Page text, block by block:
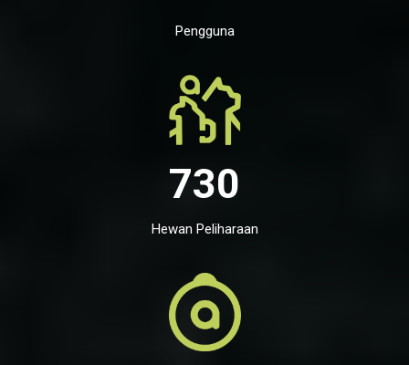
Pengguna
730
Hewan Peliharaan